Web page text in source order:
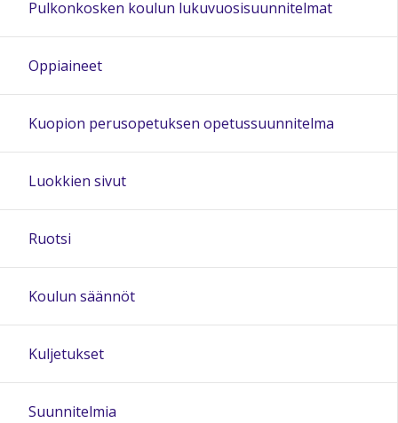
20:00
21:00
Pulkonkosken koulun lukuvuosisuunnitelmat
Oppiaineet
Kuopion perusopetuksen opetussuunnitelma
Luokkien sivut
Ruotsi
Koulun säännöt
Kuljetukset
Suunnitelmia